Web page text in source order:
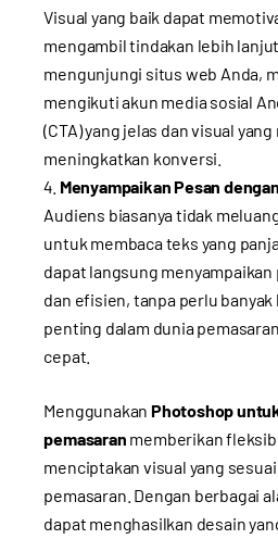
Visual yang baik dapat
mengambil tindakan lebih
mengunjungi situs web Anda,
mengikuti akun media sosial
(CTA) yang jelas dan visual
meningkatkan konversi.
Menyampaikan Pesan
Audiens biasanya tidak
untuk membaca teks yang
dapat langsung
dan efisien, tanpa perlu banyak
penting dalam dunia
cepat.
Menggunakan Photoshop
pemasaran memberikan
menciptakan visual yang
pemasaran. Dengan berbagai
dapat menghasilkan desain